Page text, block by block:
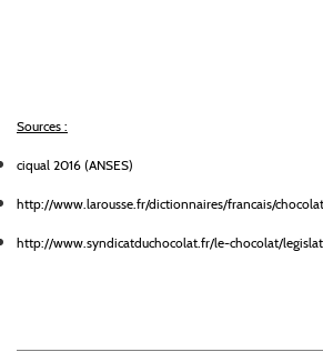
Sources :
ciqual 2016 (ANSES)
http://www.larousse.fr/dictionnaires/francais/
http://www.syndicatduchocolat.fr/le-chocolat/